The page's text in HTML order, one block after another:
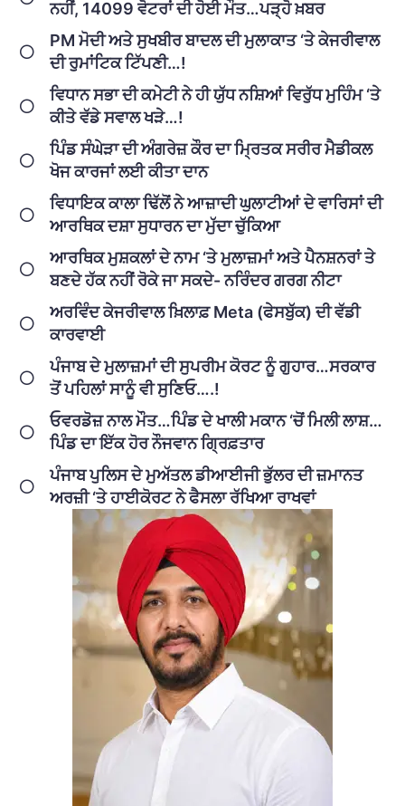
ਨਹੀਂ, 14099 ਵੋਟਰਾਂ ਦੀ ਹੋਈ ਮੌਤ…ਪੜ੍ਹੋ ਖ਼ਬਰ
PM ਮੋਦੀ ਅਤੇ ਸੁਖਬੀਰ ਬਾਦਲ ਦੀ ਮੁਲਾਕਾਤ ‘ਤੇ ਕੇਜਰੀਵਾਲ
ਦੀ ਰੁਮਾਂਟਿਕ ਟਿੱਪਣੀ…!
ਵਿਧਾਨ ਸਭਾ ਦੀ ਕਮੇਟੀ ਨੇ ਹੀ ਯੁੱਧ ਨਸ਼ਿਆਂ ਵਿਰੁੱਧ ਮੁਹਿੰਮ ‘ਤੇ
ਕੀਤੇ ਵੱਡੇ ਸਵਾਲ ਖੜੇ…!
ਪਿੰਡ ਸੰਘੇੜਾ ਦੀ ਅੰਗਰੇਜ਼ ਕੌਰ ਦਾ ਮ੍ਰਿਤਕ ਸਰੀਰ ਮੈਡੀਕਲ
ਖੋਜ ਕਾਰਜਾਂ ਲਈ ਕੀਤਾ ਦਾਨ
ਵਿਧਾਇਕ ਕਾਲਾ ਢਿੱਲੋਂ ਨੇ ਆਜ਼ਾਦੀ ਘੁਲਾਟੀਆਂ ਦੇ ਵਾਰਿਸਾਂ ਦੀ
ਆਰਥਿਕ ਦਸ਼ਾ ਸੁਧਾਰਨ ਦਾ ਮੁੱਦਾ ਚੁੱਕਿਆ
ਆਰਥਿਕ ਮੁਸ਼ਕਲਾਂ ਦੇ ਨਾਮ ‘ਤੇ ਮੁਲਾਜ਼ਮਾਂ ਅਤੇ ਪੈਨਸ਼ਨਰਾਂ ਤੇ
ਬਣਦੇ ਹੱਕ ਨਹੀਂ ਰੋਕੇ ਜਾ ਸਕਦੇ- ਨਰਿੰਦਰ ਗਰਗ ਨੀਟਾ
ਅਰਵਿੰਦ ਕੇਜਰੀਵਾਲ ਖ਼ਿਲਾਫ਼ Meta (ਫੇਸਬੁੱਕ) ਦੀ ਵੱਡੀ
ਕਾਰਵਾਈ
ਪੰਜਾਬ ਦੇ ਮੁਲਾਜ਼ਮਾਂ ਦੀ ਸੁਪਰੀਮ ਕੋਰਟ ਨੂੰ ਗੁਹਾਰ…ਸਰਕਾਰ
ਤੋਂ ਪਹਿਲਾਂ ਸਾਨੂੰ ਵੀ ਸੁਣਿਓ….!
ਓਵਰਡੋਜ਼ ਨਾਲ ਮੌਤ…ਪਿੰਡ ਦੇ ਖਾਲੀ ਮਕਾਨ ‘ਚੋਂ ਮਿਲੀ ਲਾਸ਼…
ਪਿੰਡ ਦਾ ਇੱਕ ਹੋਰ ਨੌਜਵਾਨ ਗ੍ਰਿਫ਼ਤਾਰ
ਪੰਜਾਬ ਪੁਲਿਸ ਦੇ ਮੁਅੱਤਲ ਡੀਆਈਜੀ ਭੁੱਲਰ ਦੀ ਜ਼ਮਾਨਤ
ਅਰਜ਼ੀ ‘ਤੇ ਹਾਈਕੋਰਟ ਨੇ ਫੈਸਲਾ ਰੱਖਿਆ ਰਾਖਵਾਂ